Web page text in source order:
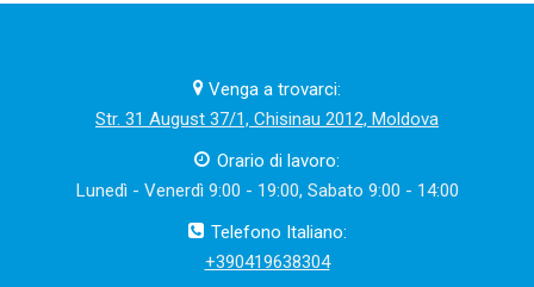
Venga a trovarci:
Str. 31 August 37/1, Chisinau 2012, Moldova
Orario di lavoro:
Lunedì - Venerdì 9:00 - 19:00, Sabato 9:00 - 14:00
Telefono Italiano:
+390419638304